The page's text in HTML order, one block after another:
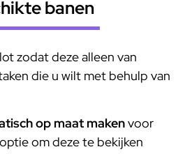
banen
zodat deze alleen van
die u wilt met behulp van
op maat makenvoor
om deze te bekijken